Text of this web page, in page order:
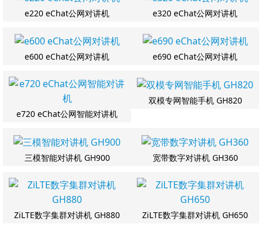
e220 eChat公网对讲机 e320 eChat公网对讲机
e600 eChat公网对讲机 e690 eChat公网对讲机
e720 eChat公网智能对讲机
双模专网智能手机 GH820
三模智能对讲机 GH900 宽带数字对讲机 GH360
ZiLTE数字集群对讲机 GH880 ZiLTE数字集群对讲机 GH650